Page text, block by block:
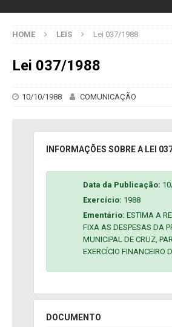
HOME LEIS Lei 037/1988
Lei 037/1988
10/10/1988 COMUNICAÇÃO
INFORMAÇÕES SOBRE A LEI
Data da Publicação:
Exercício: 1988
Ementário: ESTIMA A
FIXA AS DESPESAS DA
MUNICIPAL DE CRUZ,
EXERCÍCIO FINANCEIRO
DOCUMENTO